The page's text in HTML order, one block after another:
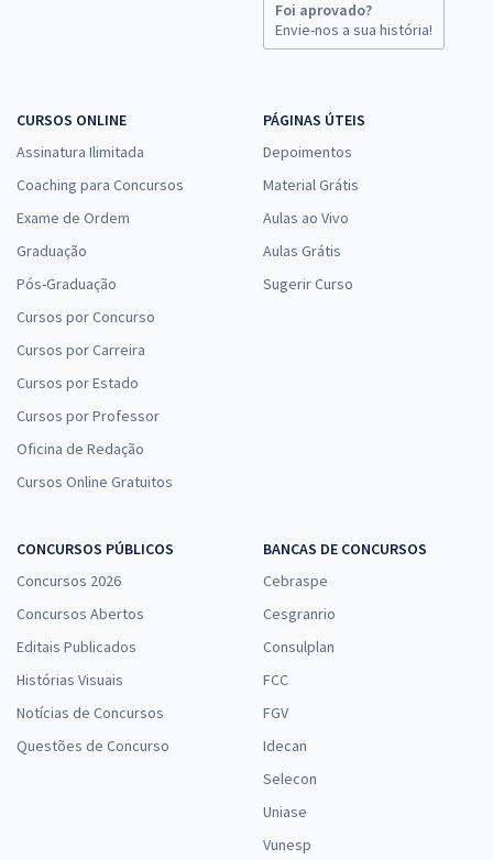
Foi aprovado?
Envie-nos a sua história!
CURSOS ONLINE
Assinatura Ilimitada
Coaching para Concursos
Exame de Ordem
Graduação
Pós-Graduação
Cursos por Concurso
Cursos por Carreira
Cursos por Estado
Cursos por Professor
Oficina de Redação
Cursos Online Gratuitos
PÁGINAS ÚTEIS
Depoimentos
Material Grátis
Aulas ao Vivo
Aulas Grátis
Sugerir Curso
CONCURSOS PÚBLICOS
Concursos 2026
Concursos Abertos
Editais Publicados
Histórias Visuais
Notícias de Concursos
Questões de Concurso
BANCAS DE CONCURSOS
Cebraspe
Cesgranrio
Consulplan
FCC
FGV
Idecan
Selecon
Uniase
Vunesp